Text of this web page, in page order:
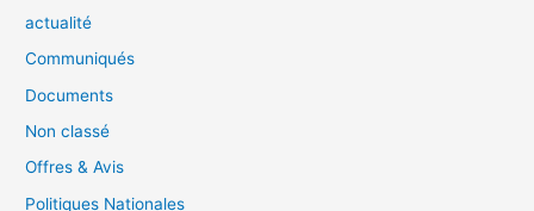
actualité
Communiqués
Documents
Non classé
Offres & Avis
Politiques Nationales